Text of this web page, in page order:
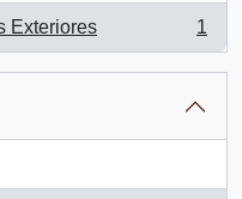
Exteriores 1